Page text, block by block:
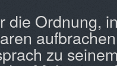
die Ordnung,
zu